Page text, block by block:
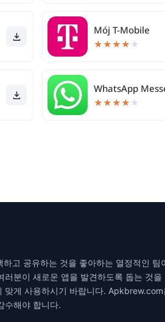
Mój T-Mobile
★★★★ ★
★★★★ ★
고 공유하는 것을 좋아하는 열정적인
분이 새로운 앱을 발견하도록 돕는 것
맞게 사용하시기 바랍니다.
수해야 합니다.